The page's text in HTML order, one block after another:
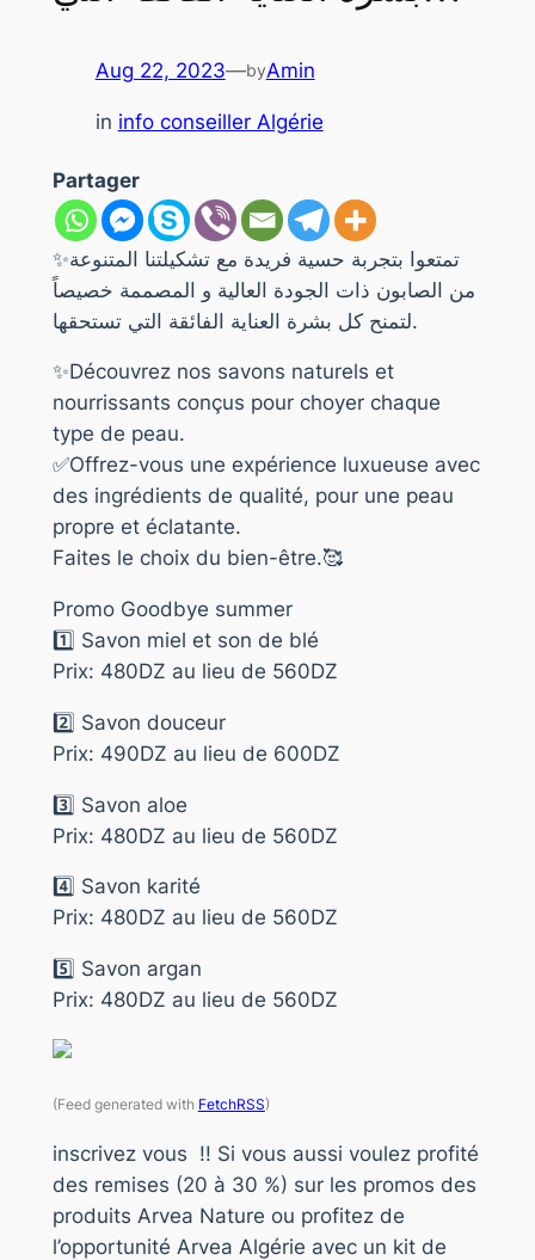
Aug 22, 2023—byAmin
in info conseiller Algérie
Partager
✨تمتعوا بتجربة حسية فريدة مع تشكيلتنا المتنوعة
من الصابون ذات الجودة العالية و المصممة خصيصاً
لتمنح كل بشرة العناية الفائقة التي تستحقها.
✨Découvrez nos savons naturels et
nourrissants conçus pour choyer chaque
type de peau.
✅Offrez-vous une expérience luxueuse avec
des ingrédients de qualité, pour une peau
propre et éclatante.
Faites le choix du bien-être.🥰
Promo Goodbye summer
1️⃣ Savon miel et son de blé
Prix: 480DZ au lieu de 560DZ
2️⃣ Savon douceur
Prix: 490DZ au lieu de 600DZ
3️⃣ Savon aloe
Prix: 480DZ au lieu de 560DZ
4️⃣ Savon karité
Prix: 480DZ au lieu de 560DZ
5️⃣ Savon argan
Prix: 480DZ au lieu de 560DZ
(Feed generated with FetchRSS)
inscrivez vous !! Si vous aussi voulez profité
des remises (20 à 30 %) sur les promos des
produits Arvea Nature ou profitez de
l’opportunité Arvea Algérie avec un kit de